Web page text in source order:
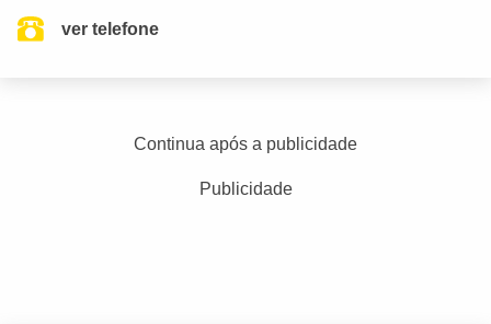
ver telefone
Continua após a publicidade
Publicidade